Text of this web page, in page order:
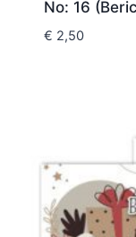
No: 16
€ 2,50